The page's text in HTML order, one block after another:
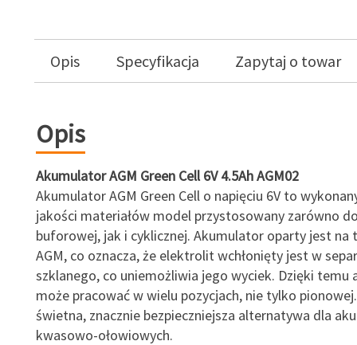
Opis Specyfikacja Zapytaj o towar
Opis
Akumulator AGM Green Cell 6V 4.5Ah AGM02
Akumulator AGM Green Cell o napięciu 6V to
jakości materiałów model przystosowany zarówno
buforowej, jak i cyklicznej. Akumulator oparty jest na
AGM, co oznacza, że elektrolit wchłonięty jest w
szklanego, co uniemożliwia jego wyciek. Dzięki temu
może pracować w wielu pozycjach, nie tylko
świetna, znacznie bezpieczniejsza alternatywa dla
kwasowo-ołowiowych.